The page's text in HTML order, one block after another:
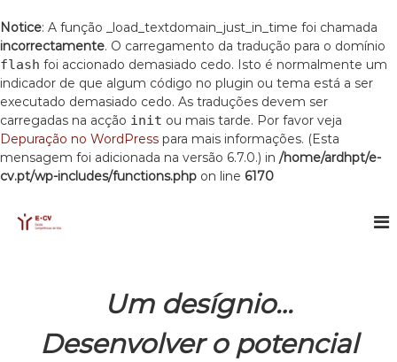
Notice: A função _load_textdomain_just_in_time foi chamada
incorrectamente. O carregamento da tradução para o domínio
flash foi accionado demasiado cedo. Isto é normalmente um
indicador de que algum código no plugin ou tema está a ser
executado demasiado cedo. As traduções devem ser
carregadas na acção init ou mais tarde. Por favor veja
Depuração no WordPress para mais informações. (Esta
mensagem foi adicionada na versão 6.7.0.) in /home/ardhpt/e-
cv.pt/wp-includes/functions.php on line 6170
m
p
Um desígnio…
Desenvolver o potencial